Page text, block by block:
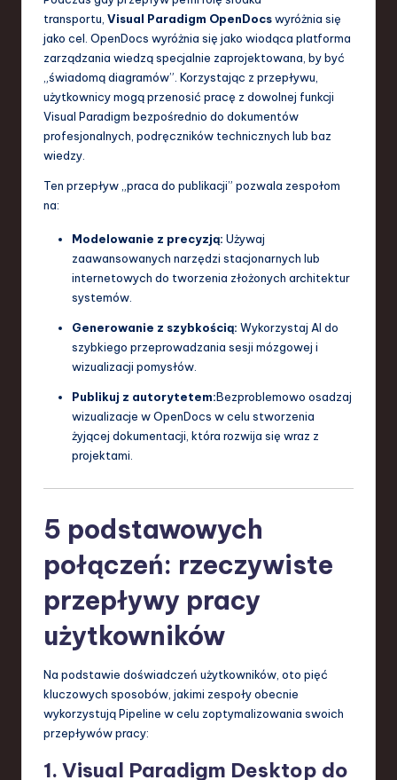
transportu, Visual Paradigm OpenDocswyróżnia się
jako cel. OpenDocs wyróżnia się jako wiodąca platforma
zarządzania wiedzą specjalnie zaprojektowana, by być
„świadomą diagramów”. Korzystając z przepływu,
użytkownicy mogą przenosić pracę z dowolnej funkcji
Visual Paradigm bezpośrednio do dokumentów
profesjonalnych, podręczników technicznych lub baz
wiedzy.
Ten przepływ „praca do publikacji” pozwala zespołom
na:
Modelowanie z precyzją: Używaj
zaawansowanych narzędzi stacjonarnych lub
internetowych do tworzenia złożonych architektur
systemów.
Generowanie z szybkością: Wykorzystaj AI do
szybkiego przeprowadzania sesji mózgowej i
wizualizacji pomysłów.
Publikuj z autorytetem:Bezproblemowo osadzaj
wizualizacje w OpenDocs w celu stworzenia
żyjącej dokumentacji, która rozwija się wraz z
projektami.
5 podstawowych
połączeń: rzeczywiste
przepływy pracy
użytkowników
Na podstawie doświadczeń użytkowników, oto pięć
kluczowych sposobów, jakimi zespoły obecnie
wykorzystują Pipeline w celu zoptymalizowania swoich
przepływów pracy:
1. Visual Paradigm Desktop do